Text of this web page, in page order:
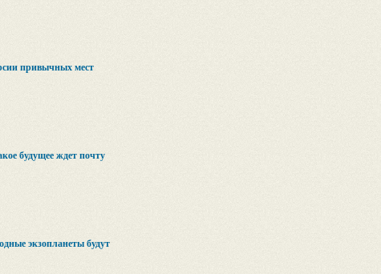
привычных мест
будущее ждет почту
экзопланеты будут